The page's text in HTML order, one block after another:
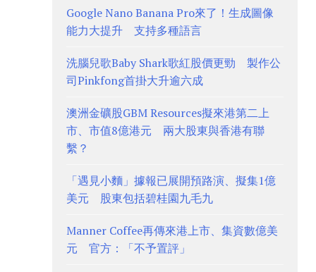
Google Nano Banana Pro來了！生成圖像
能力大提升 支持多種語言
洗腦兒歌Baby Shark歌紅股價更勁 製作公
司Pinkfong首掛大升逾六成
澳洲金礦股GBM Resources擬來港第二上
市、市值8億港元 兩大股東與香港有聯
繫？
「遇見小麵」據報已展開預路演、擬集1億
美元 股東包括碧桂園九毛九
Manner Coffee再傳來港上市、集資數億美
元 官方：「不予置評」